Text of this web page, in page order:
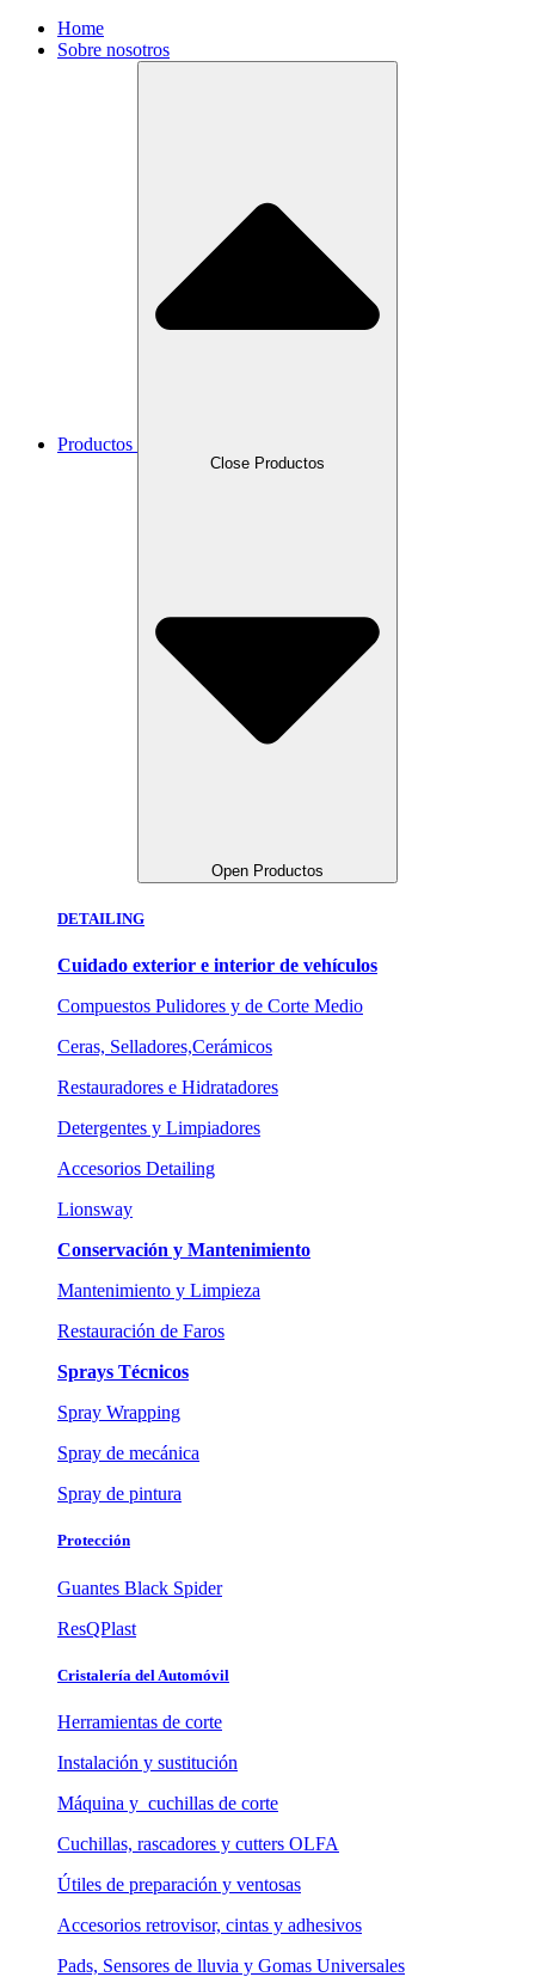
Home
Sobre nosotros
Productos
Close Productos
Open Productos
DETAILING
Cuidado exterior e interior de vehículos
Compuestos Pulidores y de Corte Medio
Ceras, Selladores,Cerámicos
Restauradores e Hidratadores
Detergentes y Limpiadores
Accesorios Detailing
Lionsway
Conservación y Mantenimiento
Mantenimiento y Limpieza
Restauración de Faros
Sprays Técnicos
Spray Wrapping
Spray de mecánica
Spray de pintura
Protección
Guantes Black Spider
ResQPlast
Cristalería del Automóvil
Herramientas de corte
Instalación y sustitución
Máquina y cuchillas de corte
Cuchillas, rascadores y cutters OLFA
Útiles de preparación y ventosas
Accesorios retrovisor, cintas y adhesivos
Pads, Sensores de lluvia y Gomas Universales